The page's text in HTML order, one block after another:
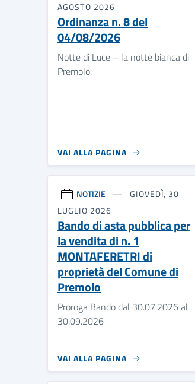
AGOSTO 2026
Ordinanza n. 8 del
04/08/2026
Notte di Luce – la notte bianca di
Premolo.
VAI ALLA PAGINA
NOTIZIE
GIOVEDÌ, 30
LUGLIO 2026
Bando di asta pubblica per
la vendita di n. 1
MONTAFERETRI di
proprietà del Comune di
Premolo
Proroga Bando dal 30.07.2026 al
30.09.2026
VAI ALLA PAGINA